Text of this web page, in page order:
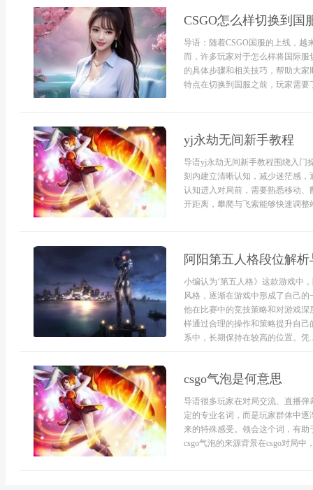
CSGO怎么样切换到国
导语：随着CSGO国服的上线，越
而，许多玩家对于怎么样将国际
的具体步骤和相关技巧，帮助大
特点在切换到国服之前，玩家需要
yj永劫无间新手教程
导语yj永劫无间新手教程围绕入门
刻内建立清晰认知，减少迷茫感
认知进入对局前，需要熟悉移动
开距离，攀爬与飞索能够快速调
阿阳第五人格段位解
小编认为‘第五人格》这款游戏中
风格，逐渐在游戏中形成了自己
他在比赛中的竞技策略和对游戏
样通过合理的操作和策略提升自
系中，长期保持在较高的位置。凭
csgo气泡是何意思
导语很多玩家在对局交流、直播弹
定的专业名词，而是玩家群体中
来的特殊感受。领会这个词，有
csgo气泡的来源背景在csgo对局中